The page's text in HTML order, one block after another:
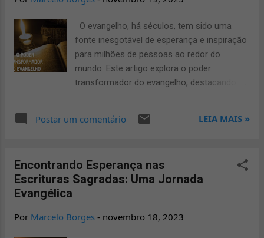
promovendo uma sociedade mais justa.
central do Evangelho, impulsiona-nos a
sentir empatia pelos outros e agir para aliviar
o sofrimento. Ao integrar a compaixão em
nossas ações diárias, participamos
ativamente no SOE, trabalhando para mitigar
necessidade. Justiça e Equidade O
O evangelho, há séculos, tem sido uma
fonte inesgotável de esperança e inspiração
para milhões de pessoas ao redor do
mundo. Este artigo explora o poder
transformador do evangelho, destacando
cotidiana. 1. Mensagens de Amor e
pessoas a amarem seus semelhantes como
a si mesmas. Essa mensagem poderosa
baseadas no respeito mútuo. 2. Perdão e
Postar um comentário LEIA MAIS »
Encontrando Esperança nas
Escrituras Sagradas: Uma Jornada
Evangélica
Por Marcelo Borges - novembro 18, 2023